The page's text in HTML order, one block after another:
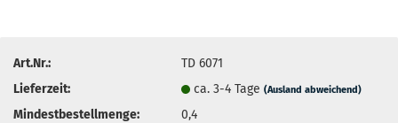
Art.Nr.:
TD 6071
Lieferzeit:
ca. 3-4 Tage(Ausland abweichend)
Mindestbestellmenge: 0,4